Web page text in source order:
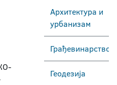
Архитектура и
урбанизам
Грађевинарство
Геодезија